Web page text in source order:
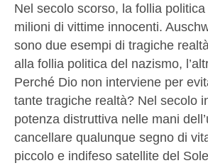
Nel secolo scorso, la follia
milioni di vittime innocenti.
sono due esempi di tragiche
alla follia politica del nazismo,
Perché Dio non interviene per
tante tragiche realtà? Nel secolo
potenza distruttiva nelle mani
cancellare qualunque segno di
piccolo e indifeso satellite del